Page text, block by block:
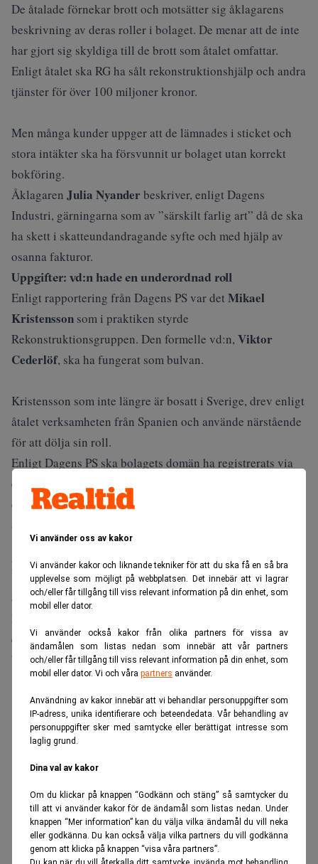
Vi använder oss av kakor
Vi använder kakor och liknande tekniker för att du ska få en så bra
upplevelse som möjligt på webbplatsen. Det innebär att vi lagrar
och/eller får tillgång till viss relevant information på din enhet, som
mobil eller dator.
Vi använder också kakor från olika partners för vissa av
ändamålen som listas nedan som innebär att vår partners
och/eller får tillgång till viss relevant information på din enhet, som
mobil eller dator. Vi och våra partners använder.
Användning av kakor innebär att vi behandlar personuppgifter som
IP-adress, unika identifierare och beteendedata. Vår behandling av
personuppgifter sker med samtycke eller berättigat intresse som
laglig grund.
Dina val av kakor
Om du klickar på knappen “Godkänn och stäng” så samtycker du
till att vi använder kakor för de ändamål som listas nedan. Under
knappen “Mer information” kan du välja vilka ändamål du vill neka
eller godkänna. Du kan också välja vilka partners du vill godkänna
genom att klicka på knappen “visa våra partners”.
De åtalade förnekar brott och motsätter sig åklagarens
beskrivning av deras roller i bolaget. De menar att de inte
har gjort sig skyldiga till de brott som åtalet omfattar.
Enligt åtalet ska RG ha sålt rekonstruktionshjälp och andra
tjänster för över 100 miljoner kronor.
Men många kunder uppger att de lämnades i sticket och
stora intäkter ska ha försvunnit ur bolaget utan korrekt
bokföring.
Åklagaren Julia Nyanderbeskriver, enligt Dagens
Industri, gärningarna som av ”särskilt farlig art” då de ska
ha skett i skatteundandragande syfte och med hjälp av
osanna fakturor.
Uppgifter: vd:n hade en underordnad roll
Enligt rapportering från Dagens PSvar det Mikael
Kristensson som i praktiken styrde
Rekonstruktionsgruppen. Den formelle vd:n, Viktor
Cederlöf, ska ha fungerat som bulvan.
Kristensson som inte längre är bosatt i Sverige, drev enligt
åtalet verksamheten från Spanien och använde närstående
för att dölja sin roll.
Enligt Dagens PS ska bolagets domän ha registrerats via
ett bolag på Cypern och kunnat koppas till Kristenssons
dotter. Hyreskontraktet för företagets kontor skrevs under
av Kristensson själv.
En fastighetsägare beskriver Cederlöf som ”en målvakt”.
Stora skulder när kronofogden frös konton
Enligt tidigare rapportering från
ekonomi långt innan konkursen. Kronofogden frös
bolagets konton och utmätte tillgångarna.